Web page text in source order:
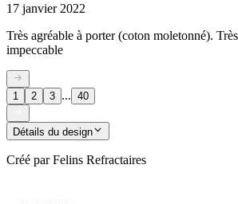
17 janvier 2022
Très agréable à porter (coton moletonné).
impeccable
1 2 3 ... 40
Détails du design
Créé par Felins Refractaires